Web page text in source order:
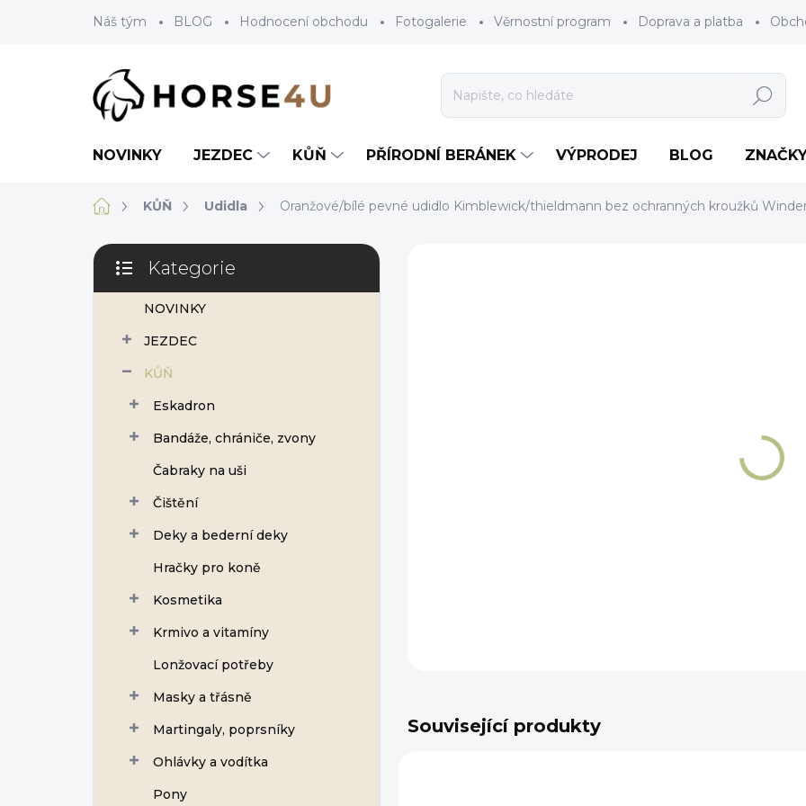
Náš tým BLOG Hodnocení obchodu Fotogalerie Věrnostní program Doprava a platba
Hledat
NOVINKY JEZDEC KŮŇ PŘÍRODNÍ BERÁNEK VÝPRODEJ BLOG
DomůKŮŇ Udidla Oranžové/bílé pevné udidlo Kimblewick/thieldmann bez ochranných kroužků
P
s
Přeskočit
kategorie
Kategorie
NOVINKY
JEZDEC
KŮŇ
Eskadron
Bandáže, chrániče, zvony
Čabraky na uši
Čištění
Deky a bederní deky
Hračky pro koně
Kosmetika
Krmivo a vitamíny
Lonžovací potřeby
Masky a třásně
Martingaly, poprsníky
Ohlávky a vodítka
Pony
Související produkty